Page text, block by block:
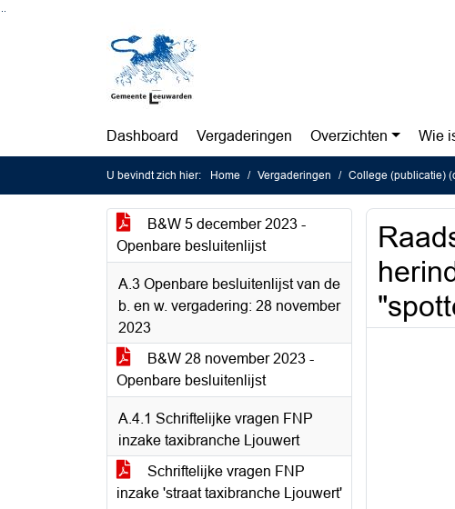
Dashboard Vergaderingen Overzichten Wie
U bevindt zich hier: Home Vergaderingen College (publicatie)
B&W 5 december 2023 -
Openbare besluitenlijst
A.3 Openbare besluitenlijst van de
b. en w. vergadering: 28 november
2023
B&W 28 november 2023 -
Openbare besluitenlijst
A.4.1 Schriftelijke vragen FNP
inzake taxibranche Ljouwert
Schriftelijke vragen FNP
inzake 'straat taxibranche Ljouwert'